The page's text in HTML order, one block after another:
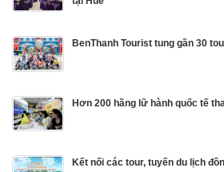
BenThanh Tourist tung gần 30
Hơn 200 hãng lữ hành quốc tế
Kết nối các tour, tuyến du lịch